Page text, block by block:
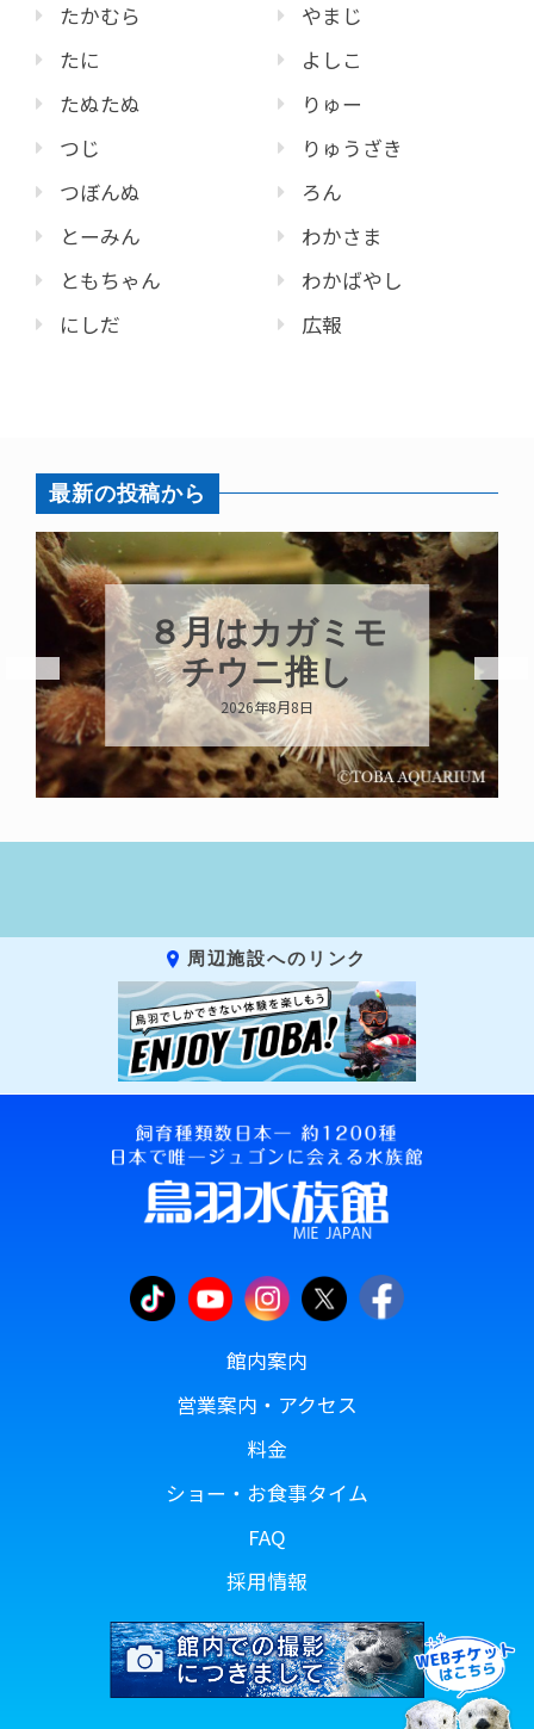
たかむら
たに
たぬたぬ
つじ
つぼんぬ
とーみん
ともちゃん
にしだ
やまじ
よしこ
りゅー
りゅうざき
ろん
わかさま
わかばやし
広報
最新の投稿から
新発売！いちこ
キーホルダー
2026年8月8日
周辺施設へのリンク
館内案内
営業案内・アクセス
料金
ショー・お食事タイム
FAQ
採用情報